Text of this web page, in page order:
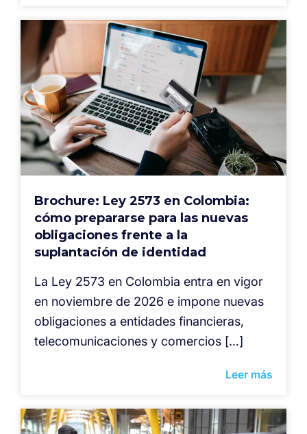
Brochure: Ley 2573 en Colombia:
cómo prepararse para las nuevas
obligaciones frente a la
suplantación de identidad
La Ley 2573 en Colombia entra en vigor
en noviembre de 2026 e impone nuevas
obligaciones a entidades financieras,
telecomunicaciones y comercios […]
Leer más